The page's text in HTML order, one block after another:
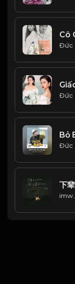
Đức
Đức
Đức
下
imw.